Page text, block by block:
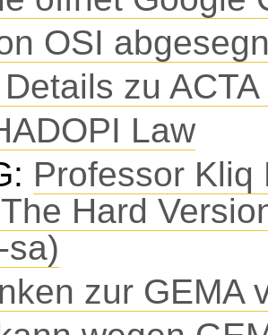
OSI
zu
Law
Professor Kliq
Hard
sa)
zur GEMA